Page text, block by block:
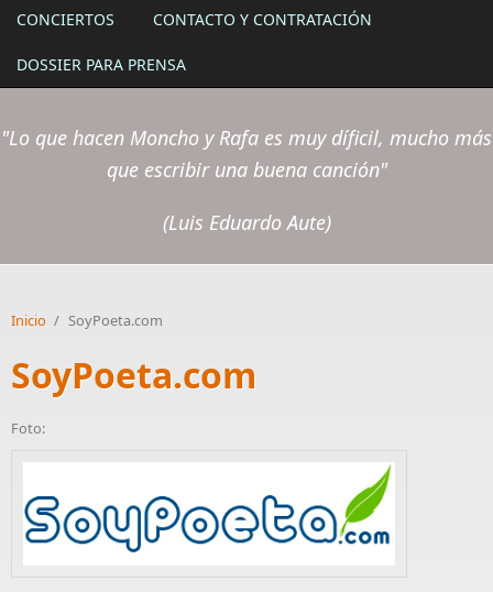
CONCIERTOS CONTACTO Y CONTRATACIÓN
DOSSIER PARA PRENSA
"Lo que hacen Moncho y Rafa es muy díficil, mucho más
que escribir una buena canción"
(Luis Eduardo Aute)
Inicio / SoyPoeta.com
SoyPoeta.com
Foto: